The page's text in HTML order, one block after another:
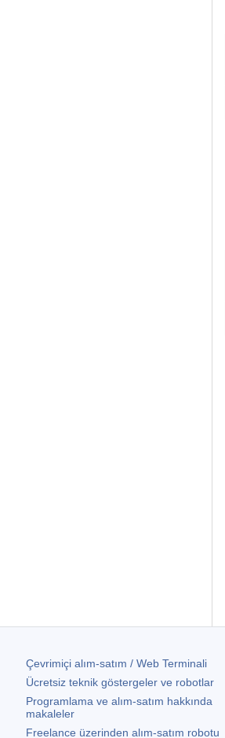
Çevrimiçi alım-satım / Web Terminali
Ücretsiz teknik göstergeler ve robotlar
Programlama ve alım-satım hakkında
makaleler
Freelance üzerinden alım-satım robotu